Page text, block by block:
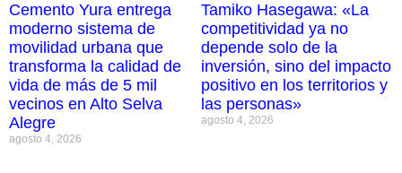
Cemento Yura entrega
moderno sistema de
movilidad urbana que
transforma la calidad de
vida de más de 5 mil
vecinos en Alto Selva
Alegre
agosto 4, 2026
Tamiko Hasegawa: «La
competitividad ya no
depende solo de la
inversión, sino del impacto
positivo en los territorios y
las personas»
agosto 4, 2026